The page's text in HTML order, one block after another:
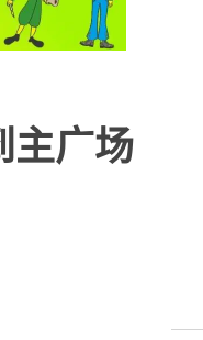
主广场